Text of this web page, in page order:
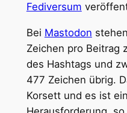
Fediversum
Bei Mastodon
Zeichen pro Beitrag
des Hashtags und
477 Zeichen übrig.
Korsett und es ist